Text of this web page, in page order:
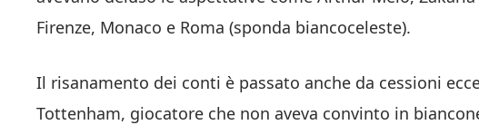
Firenze, Monaco e Roma (sponda biancoceleste).
Il risanamento dei conti è passato anche da cessioni
Tottenham, giocatore che non aveva convinto in